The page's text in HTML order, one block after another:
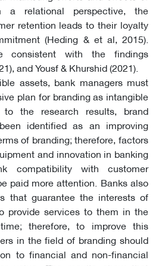
a relational perspective, the
retention leads to their loyalty
(Heding & et al, 2015).
consistent with the findings
and Yousf & Khurshid (2021).
assets, bank managers must
plan for branding as intangible
to the research results, brand
identified as an improving
of branding; therefore, factors
and innovation in banking
compatibility with customer
paid more attention. Banks also
that guarantee the interests of
provide services to them in the
therefore, to improve this
in the field of branding should
to financial and non-financial